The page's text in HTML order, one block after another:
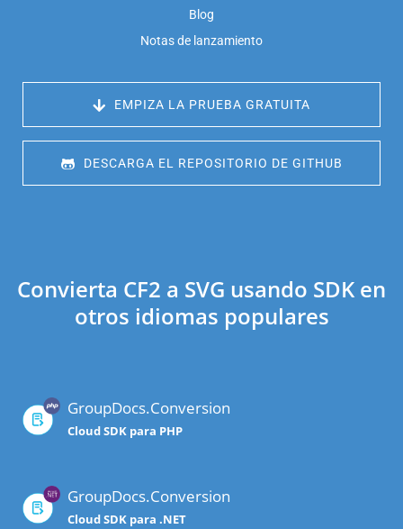
Blog
Notas de lanzamiento
EMPIZA LA PRUEBA GRATUITA
DESCARGA EL REPOSITORIO DE GITHUB
Convierta CF2 a SVG usando SDK en
otros idiomas populares
GroupDocs.Conversion
Cloud SDK para PHP
GroupDocs.Conversion
Cloud SDK para .NET